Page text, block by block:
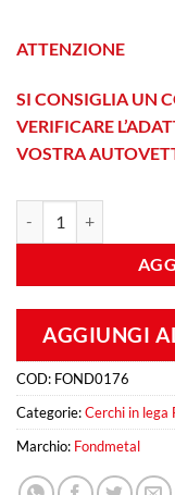
ATTENZIONE
SI CONSIGLIA UN
VERIFICARE
VOSTRA
AGGIUNGI
COD: FOND0176
Categorie:Cerchi in lega
Marchio: Fondmetal